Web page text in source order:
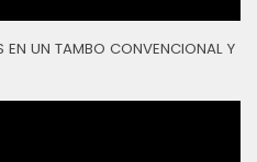
EN UN TAMBO CONVENCIONAL Y